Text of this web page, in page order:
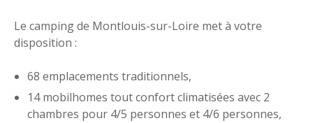
Le camping de Montlouis-sur-Loire met à votre
disposition :
68 emplacements traditionnels,
14 mobilhomes tout confort climatisées avec 2
chambres pour 4/5 personnes et 4/6 personnes,